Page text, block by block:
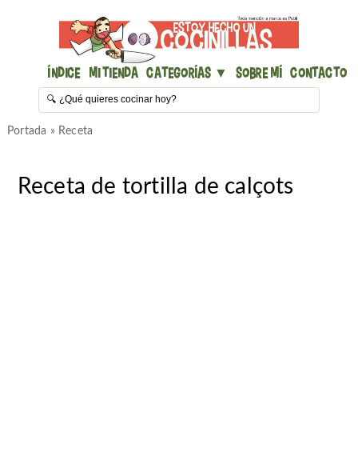
Índice Mi Tienda Categorías ▼ Sobre mí Contacto
Portada » Receta
Receta de tortilla de calçots